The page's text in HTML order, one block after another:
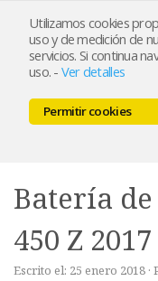
Utilizamos cookies
uso y de medición de
servicios. Si continua
uso. - Ver detalles
Permitir cookies
MENU
Batería
450 Z 2017
Escrito el: 25 enero 2018 ·